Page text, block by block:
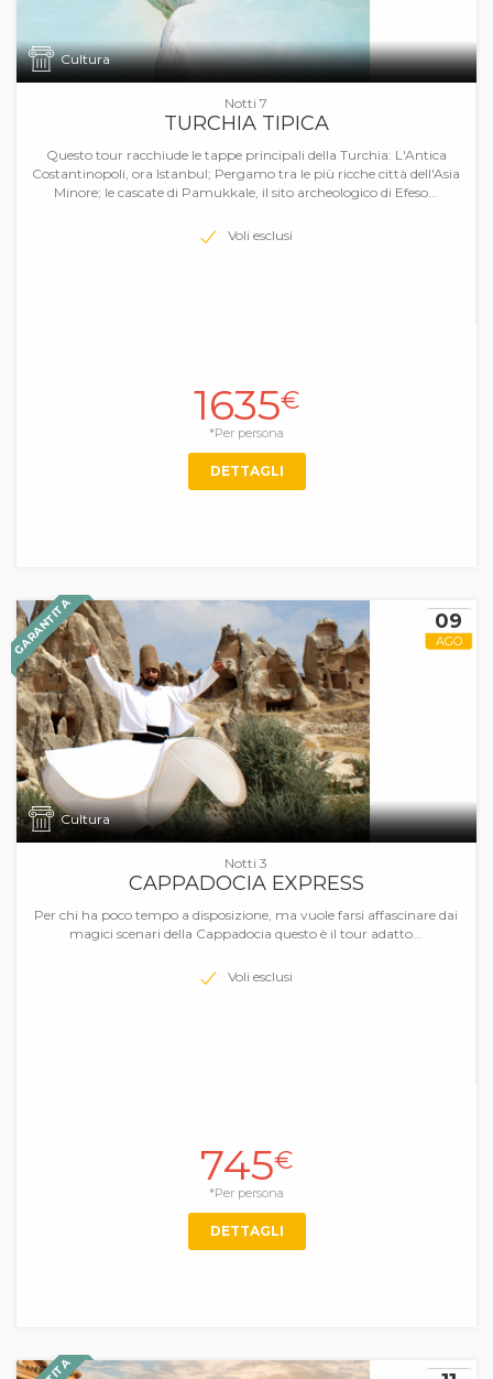
Cultura
Notti 7
TURCHIA TIPICA
Questo tour racchiude le tappe principali della Turchia: L'Antica
Costantinopoli, ora Istanbul; Pergamo tra le più ricche città dell'Asia
Minore; le cascate di Pamukkale, il sito archeologico di Efeso...
Voli esclusi
1635€
*Per persona
DETTAGLI
GARANTITA 09
AGO
Cultura
Notti 3
CAPPADOCIA EXPRESS
Per chi ha poco tempo a disposizione, ma vuole farsi affascinare dai
magici scenari della Cappadocia questo è il tour adatto...
Voli esclusi
745€
*Per persona
DETTAGLI